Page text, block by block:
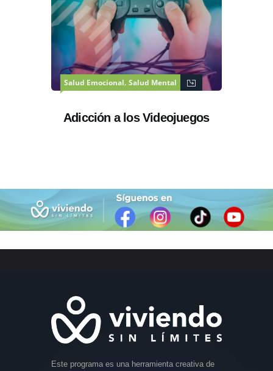
Salud Emocional, Salud Mental
Adicción a los Videojuegos
Este programa es una herramienta creativa de